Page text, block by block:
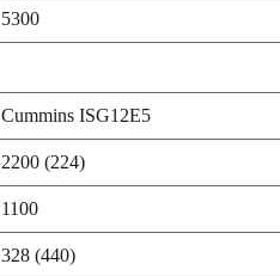
5300
Cummins ISG12E5
2200 (224)
1100
328 (440)